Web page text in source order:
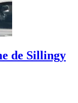
de Sillingy